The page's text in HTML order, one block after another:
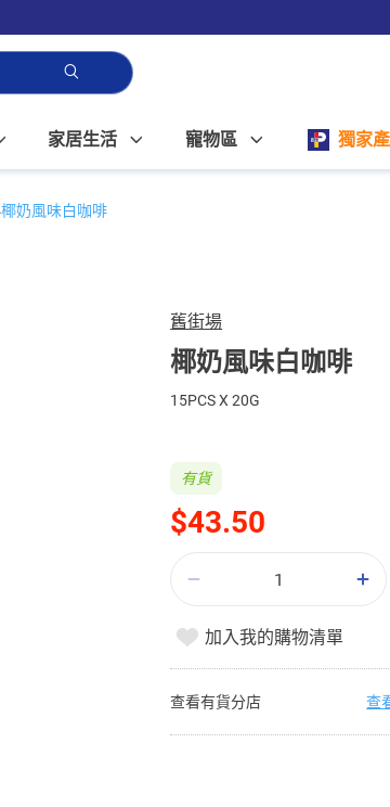
家居生活 寵物區 獨家
椰奶風味白咖啡
舊街場
椰奶風味白咖啡
15PCS X 20G
$43.50
有貨
加入我的購物清單
查看有貨分店 查